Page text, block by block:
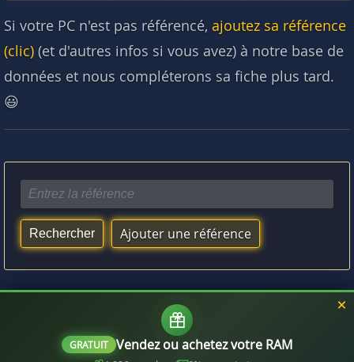
Si votre PC n'est pas référencé, ajoutez sa référence
(clic) (et d'autres infos si vous avez) à notre base de
données et nous compléterons sa fiche plus tard.
😃
Ajouter une référence
Vous aimerez aussi :
Quelle RAM est compatible avec mon processeur ?
GRATUIT Vendez ou achetez votre RAM